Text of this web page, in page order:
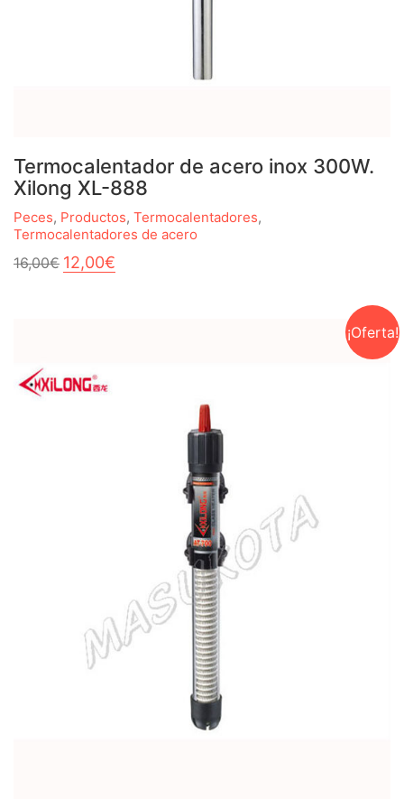
Termocalentador de acero inox 300W.
Xilong XL-888
Peces, Productos, Termocalentadores,
Termocalentadores de acero
16,00€ El
precio
12,00€
precio
¡Oferta!